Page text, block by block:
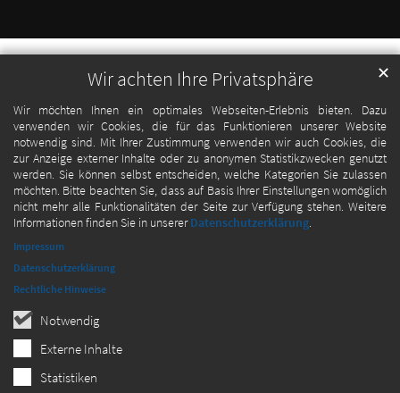
Wir achten Ihre Privatsphäre
Wir möchten Ihnen ein optimales Webseiten-Erlebnis bieten. Dazu
verwenden wir Cookies, die für das Funktionieren unserer Website
notwendig sind. Mit Ihrer Zustimmung verwenden wir auch Cookies, die
zur Anzeige externer Inhalte oder zu anonymen Statistikzwecken genutzt
werden. Sie können selbst entscheiden, welche Kategorien Sie zulassen
möchten. Bitte beachten Sie, dass auf Basis Ihrer Einstellungen womöglich
nicht mehr alle Funktionalitäten der Seite zur Verfügung stehen. Weitere
Informationen finden Sie in unsererDatenschutzerklärung.
Notwendig
Externe Inhalte
Statistiken
✕
Impressum
Datenschutzerklärung
Rechtliche Hinweise